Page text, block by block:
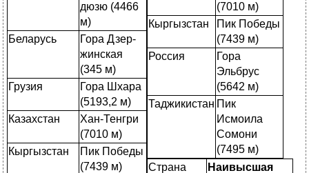
дюзю (4466
м)
Беларусь
Гора Дзер-
жинская
(345 м)
Грузия
Гора Шхара
(5193,2 м)
Казахстан
Хан-Тенгри
(7010 м)
Кыргызстан
Пик Победы
(7439 м)
(7010 м)
Кыргызстан
Пик Победы
(7439 м)
Россия
Гора
Эльбрус
(5642 м)
Таджикистан Пик
Исмоила
Сомони
(7495 м)
Страна
Наивысшая